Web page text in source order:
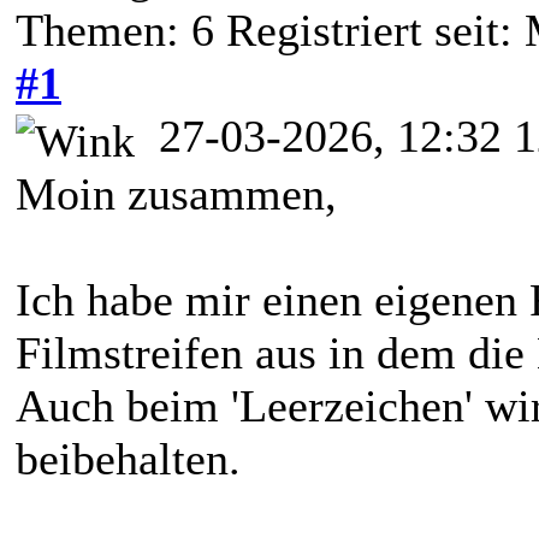
Themen: 6 Registriert seit:
#1
27-03-2026, 12:32
Moin zusammen,
Ich habe mir einen
Filmstreifen aus in dem
Auch beim 'Leerzeichen'
beibehalten.